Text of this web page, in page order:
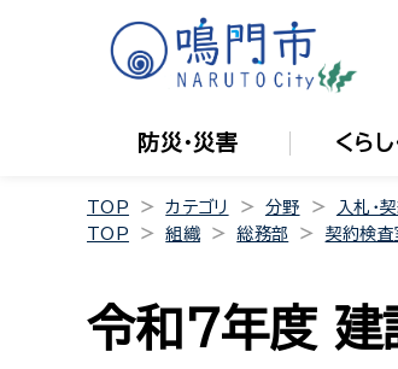
防災・災害 くらし
TOP カテゴリ 分野 入札・
TOP
組織 総務部 契約検査
令和7年度 建